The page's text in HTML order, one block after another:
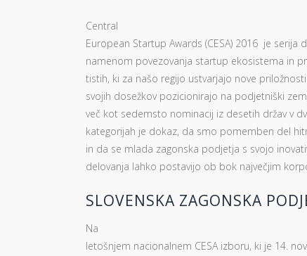
Central
European Startup Awards (CESA) 2016 je serija
namenom povezovanja startup ekosistema in
tistih, ki za našo regijo ustvarjajo nove
svojih dosežkov pozicionirajo na podjetniški
več kot sedemsto nominacij iz desetih držav v
kategorijah je dokaz, da smo pomemben del
in da se mlada zagonska podjetja s svojo
delovanja lahko postavijo ob bok največjim
SLOVENSKA ZAGONSKA
Na
letošnjem nacionalnem CESA izboru, ki je 14.